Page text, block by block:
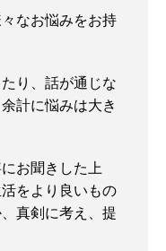
なお悩みをお持
り、話が通じな
計に悩みは大き
お聞きした上
をより良いもの
真剣に考え、提